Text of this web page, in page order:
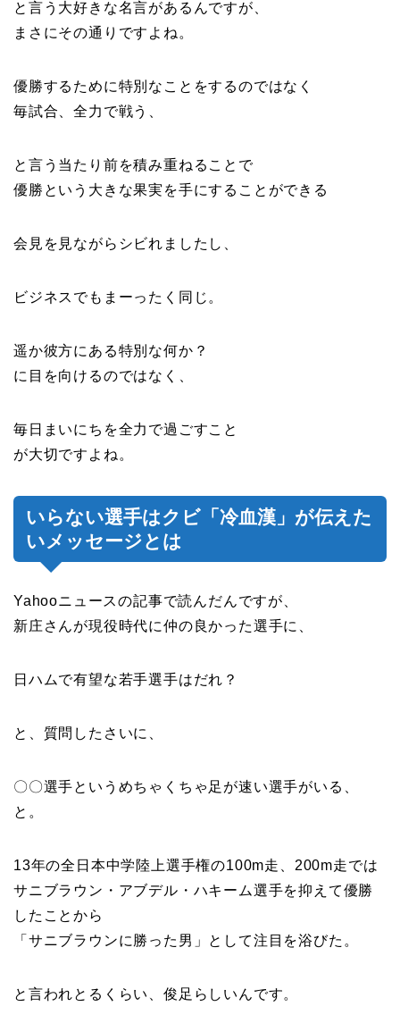
と言う大好きな名言があるんですが、
まさにその通りですよね。
優勝するために特別なことをするのではなく
毎試合、全力で戦う、
と言う当たり前を積み重ねることで
優勝という大きな果実を手にすることができる
会見を見ながらシビれましたし、
ビジネスでもまーったく同じ。
遥か彼方にある特別な何か？
に目を向けるのではなく、
毎日まいにちを全力で過ごすこと
が大切ですよね。
いらない選手はクビ「冷血漢」が伝えた
いメッセージとは
Yahooニュースの記事で読んだんですが、
新庄さんが現役時代に仲の良かった選手に、
日ハムで有望な若手選手はだれ？
と、質問したさいに、
〇〇選手というめちゃくちゃ足が速い選手がいる、
と。
13年の全日本中学陸上選手権の100m走、200m走では
サニブラウン・アブデル・ハキーム選手を抑えて優勝
したことから
「サニブラウンに勝った男」として注目を浴びた。
と言われとるくらい、俊足らしいんです。